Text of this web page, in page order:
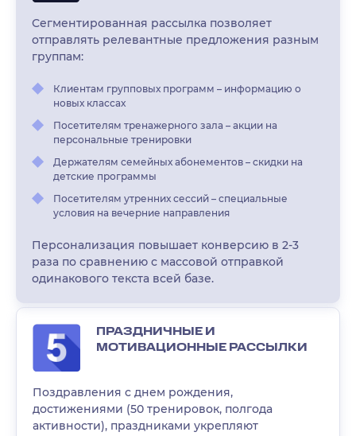
Сегментированная рассылка позволяет
отправлять релевантные предложения разным
группам:
Клиентам групповых программ – информацию о
новых классах
Посетителям тренажерного зала – акции на
персональные тренировки
Держателям семейных абонементов – скидки на
детские программы
Посетителям утренних сессий – специальные
условия на вечерние направления
Персонализация повышает конверсию в 2-3
раза по сравнению с массовой отправкой
одинакового текста всей базе.
ПРАЗДНИЧНЫЕ И
МОТИВАЦИОННЫЕ РАССЫЛКИ
Поздравления с днем рождения,
достижениями (50 тренировок, полгода
активности), праздниками укрепляют